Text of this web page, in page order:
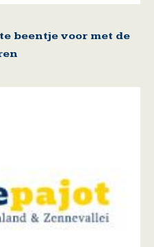
beentje voor met de